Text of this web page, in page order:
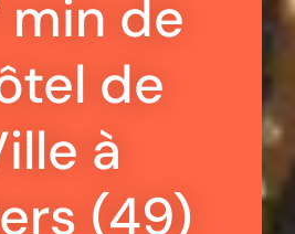
min de
de
à
(49)